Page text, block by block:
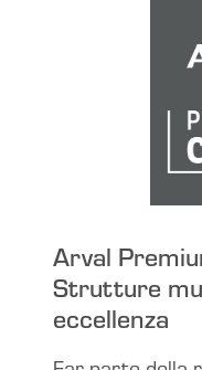
Arval
Strutture
eccellenza